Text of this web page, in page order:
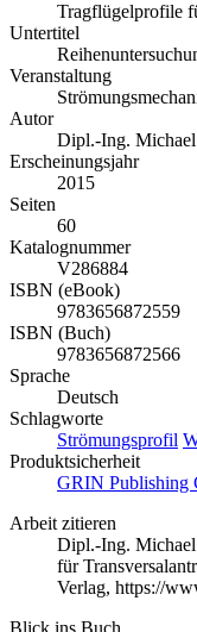
Tragflügelprofile
Untertitel
Veranstaltung
Autor
Dipl.-Ing.
Erscheinungsjahr
2015
Seiten
60
Katalognummer
V286884
ISBN (eBook)
9783656872559
ISBN (Buch)
9783656872566
Sprache
Deutsch
Schlagworte
Strömungsprofil
Produktsicherheit
GRIN Publishing
Arbeit zitieren
Dipl.-Ing.
für
Verlag, https://
Blick ins Buch